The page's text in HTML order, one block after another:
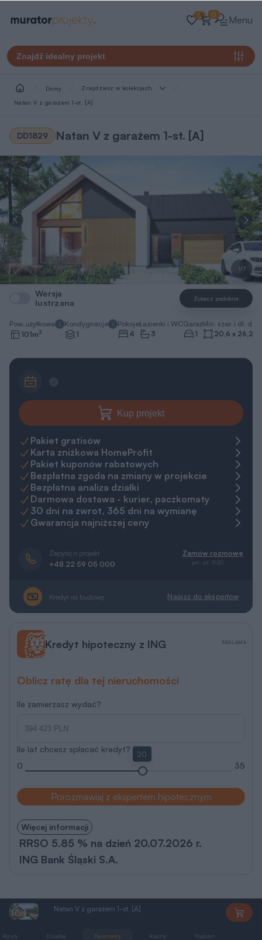
0 0 Menu
Znajdź idealny projekt
Domy Znajdziesz w kolekcjach
Natan V z garażem 1-st. [A]
DD1829 Natan V z garażem 1-st. [A]
1/7
Wersja
lustrzana
Zobacz podobne
Pow. użytkowa
101m2
Kondygnacje
1
Pokoje
4
Łazienki i WC
3
Garaż
1
Min. szer. i dł.
20,6 x 26,2
Kup projekt
Pakiet gratisów
Karta zniżkowa HomeProfit
Pakiet kuponów rabatowych
Bezpłatna zgoda na zmiany w projekcie
Bezpłatna analiza działki
Darmowa dostawa - kurier, paczkomaty
30 dni na zwrot, 365 dni na wymianę
Gwarancja najniższej ceny
Zapytaj o projekt
+48 22 59 05 000
Zamów rozmowę
pn.-pt. 8-20
Kredyt na budowę Napisz do ekspertów
Kredyt hipoteczny z ING
Oblicz ratę dla tej nieruchomości
Ile zamierzasz wydać?
Ile lat chcesz spłacać kredyt?
0
20
35
Porozmawiaj z ekspertem hipotecznym
Więcej informacji
RRSO 5.85 % na dzień 20.07.2026 r.
ING Bank Śląski S.A.
REKLAMA
Natan V z garażem 1-st. [A]
Rzuty Działka Parametry Koszty Podobne